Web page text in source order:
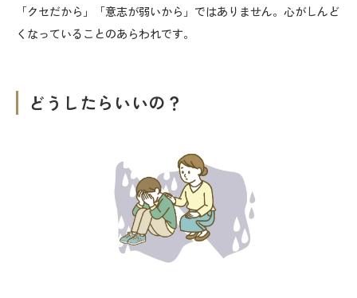
「クセだから」「意志が弱いから」ではありません。心がしんど
くなっていることのあらわれです。
どうしたらいいの？